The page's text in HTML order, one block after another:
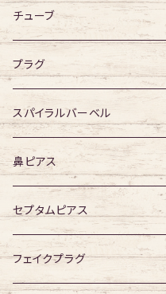
デザイン無し
デザイン有り
アクリル
シングルフレア
ダブルフレア
チューブ
デザイン無し
デザイン有り
プラグ
デザイン無し
デザイン有り
スパイラルバーベル
316Lサージカルステンレス
ジュエル無し
ジュエル有り
サージカルチタン
ジュエル無し
鼻ピアス
ジュエル無し
ジュエル有り
セプタムピアス
ジュエル無し
フェイクプラグ